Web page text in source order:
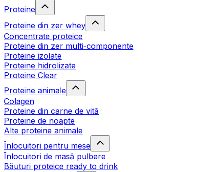
Proteine
Proteine din zer whey
Concentrate proteice
Proteine din zer multi-componente
Proteine izolate
Proteine hidrolizate
Proteine Clear
Proteine animale
Colagen
Proteine din carne de vită
Proteine de noapte
Alte proteine animale
Înlocuitori pentru mese
Înlocuitori de masă pulbere
Băuturi proteice ready to drink